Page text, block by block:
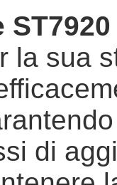
la sua
di